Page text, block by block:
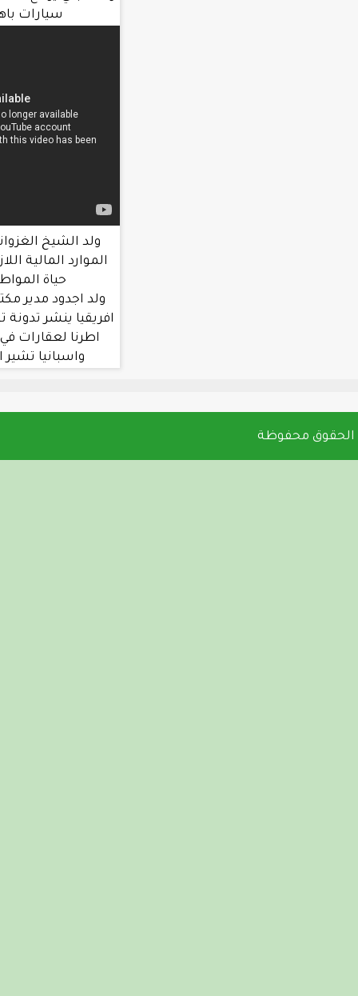
سيارات باهظة. الثمن
ولد الشيخ الغزواني : الحكومة عبأت
الموارد المالية اللازمة لتحسين ظروف
حياة المواطنين في جول
ولد اجدود مدير مكتب العربية في غرب
افريقيا ينشر تدونة تشير الي تملك بعض
اطرنا لعقارات في دول مثل المغرب
واسبانيا تشير الي اختلاس بين